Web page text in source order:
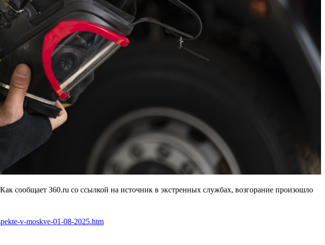
сообщает 360.ru со ссылкой на источник в экстренных службах, возгорание произошло
v-moskve-01-08-2025.htm